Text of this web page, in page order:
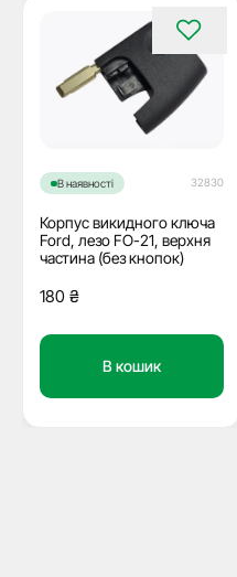
В наявності 32830
Корпус викидного ключа
Ford, лезо FO-21, верхня
частина (без кнопок)
180 ₴
В кошик